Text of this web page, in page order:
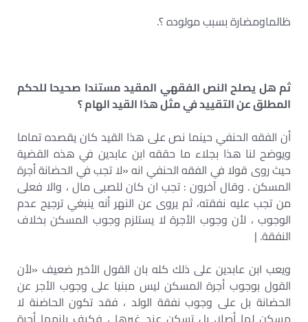
ظالماومضارة بسبب مولوده ؟.
ثم هل يصلح النص الفقهي المقيد مستندا صحيحا للحكم
المطلق عن التقييد في مثل هذا القيد الهام ؟
أن الفقه الحنفي حينما نص على هذا القيد كان يقصده تماما
ويوضح لنا هذا بجلاء ما حققه ابن عابدين في هذه القضية
حيث روی قولا في الفقه الحنفي انه «لا تجب في الحضانة أجرة
المسكن . وقال آخرون : تجب ان كان للصبی مال ، والا فعلى
من تجب عليه نفقته، ثم يروى عن النهر أنه ينبغي ترجيح عدم
الوجوب ، لأن وجوب الأجرة لا يستلزم وجوب المسكن بخلاف
النفقة. |
ويعب ابن عابدين على ذلك كله بان القول الأخير ضعيف «لأن
القول بوجوب أجرة المسكن ليس مبنيا على وجوب الأجر عن
الحضانة بل على وجوب نفقة الولد ، فقد تكون الحاضنة لا